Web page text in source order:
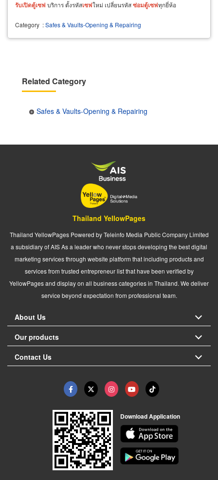
รับเปิดตู้เซฟ บริการ ตั้งรหัสเซฟใหม่ เปลี่ยนรหัสซ่อมตู้เซฟทุกยี่ห้อ
Category :Safes & Vaults-Opening & Repairing
Related Category
Safes & Vaults-Opening & Repairing
Thailand YellowPages
Thailand YellowPages Powered by Teleinfo Media Public Company Limited
a subsidiary of AIS As a leader who never stops developing the best digital
marketing services through website platform that including products and
services from trusted entrepreneur list that have been verified by
YellowPages and display on all business categories in Thailand. We deliver
service beyond expectation from professional team.
About Us
Our products
Contact Us
Download Application